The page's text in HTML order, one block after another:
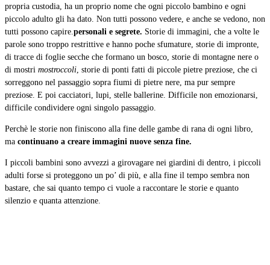
propria custodia, ha un proprio nome che ogni piccolo bambino e ogni
piccolo adulto gli ha dato. Non tutti possono vedere, e anche se vedono, non
tutti possono capire. personali e segrete. Storie di immagini, che a volte le
parole sono troppo restrittive e hanno poche sfumature, storie di impronte,
di tracce di foglie secche che formano un bosco, storie di montagne nere o
di mostri mostroccoli , storie di ponti fatti di piccole pietre preziose, che ci
sorreggono nel passaggio sopra fiumi di pietre nere, ma pur sempre
preziose. E poi cacciatori, lupi, stelle ballerine. Difficile non emozionarsi,
difficile condividere ogni singolo passaggio.
Perchè le storie non finiscono alla fine delle gambe di rana di ogni libro,
ma continuano a creare immagini nuove senza fine.
I piccoli bambini sono avvezzi a girovagare nei giardini di dentro, i piccoli
adulti forse si proteggono un po’ di più, e alla fine il tempo sembra non
bastare, che sai quanto tempo ci vuole a raccontare le storie e quanto
silenzio e quanta attenzione.